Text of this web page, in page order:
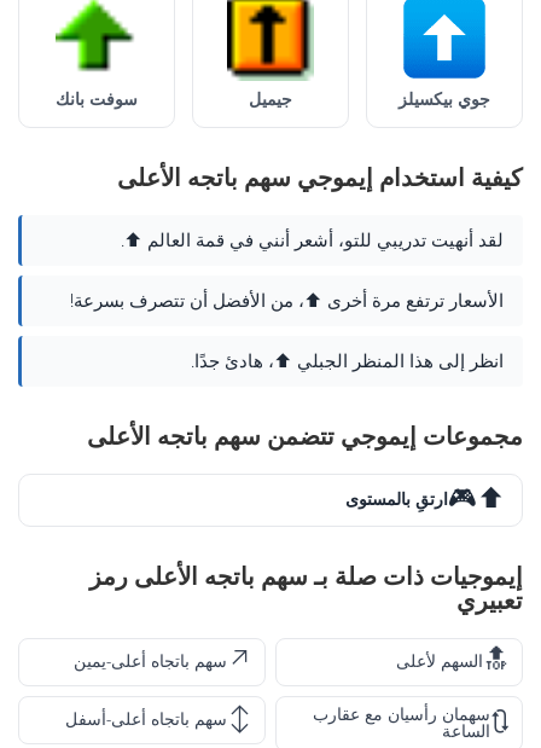
جوي بيكسيلز جيميل سوفت بانك
كيفية استخدام إيموجي سهم باتجه الأعلى
لقد أنهيت تدريبي للتو، أشعر أنني في قمة العالم ⬆️.
الأسعار ترتفع مرة أخرى ⬆️، من الأفضل أن تتصرف بسرعة!
انظر إلى هذا المنظر الجبلي ⬆️، هادئ جدًا.
مجموعات إيموجي تتضمن سهم باتجه الأعلى
⬆️🎮 ارتقِ بالمستوى
إيموجيات ذات صلة بـ سهم باتجه الأعلى رمز
تعبيري
🔝السهم لأعلى ↗️ سهم باتجاه أعلى-يمين
🔃سهمان رأسيان مع عقارب
الساعة
↕️ سهم باتجاه أعلى-أسفل